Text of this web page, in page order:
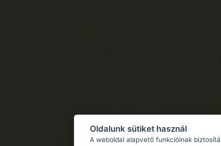
Oldalunk sütiket használ
A weboldal alapvető funkcióinak